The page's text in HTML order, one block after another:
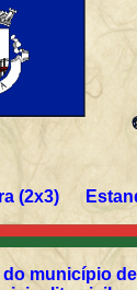
(2x3)
do município